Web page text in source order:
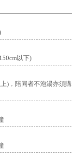
以下)
)，陪同者不泡湯亦須購